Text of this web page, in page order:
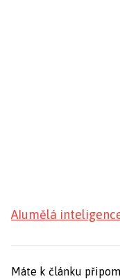
AIumělá
Máte k článku